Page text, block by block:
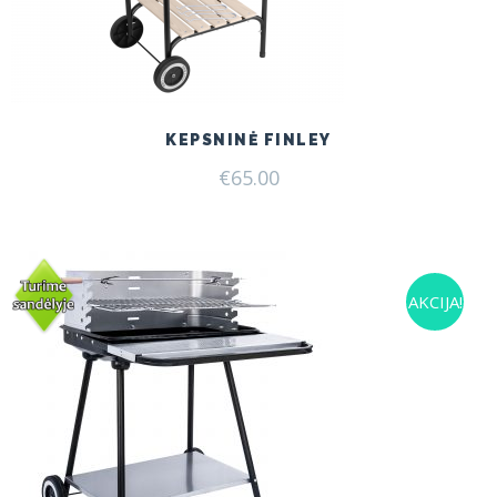
KEPSNINĖ FINLEY
€65.00
AKCIJA!